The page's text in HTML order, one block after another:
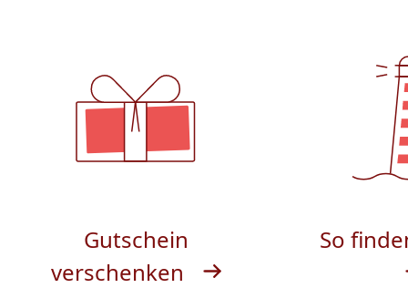
Gutschein
verschenken
So